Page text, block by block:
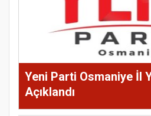
Yeni Parti Osmaniye İl
Açıklandı